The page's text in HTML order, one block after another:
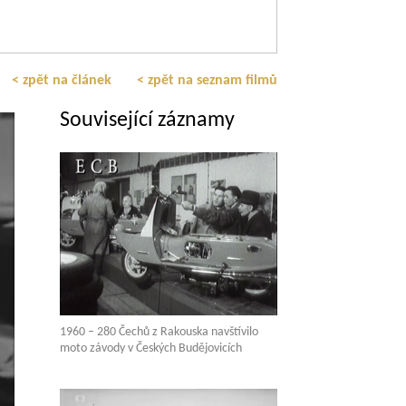
< zpět na článek < zpět na seznam filmů
Související záznamy
1960 – 280 Čechů z Rakouska navštívilo
moto závody v Českých Budějovicích